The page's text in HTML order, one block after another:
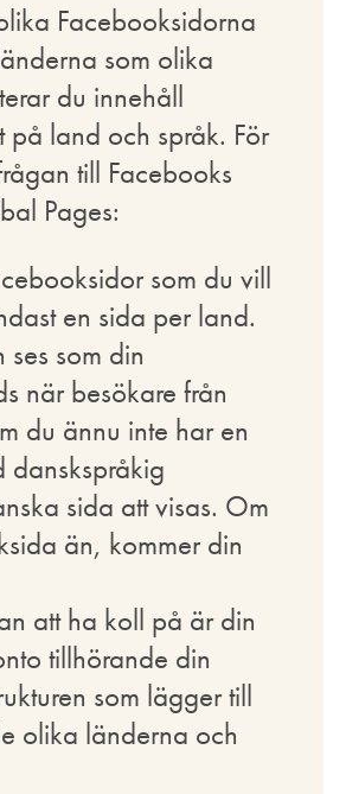
Facebooksidorna
som olika
du innehåll
land och språk. För
till Facebooks
Pages:
som du vill
en sida per land.
som din
när besökare från
du ännu inte har en
danskspråkig
sida att visas. Om
än, kommer din
att ha koll på är din
tillhörande din
som lägger till
olika länderna och